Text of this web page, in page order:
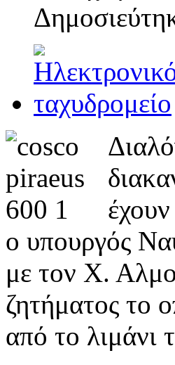
ο υπουργός
με τον Χ.
ζητήματος το
από το λιμάνι